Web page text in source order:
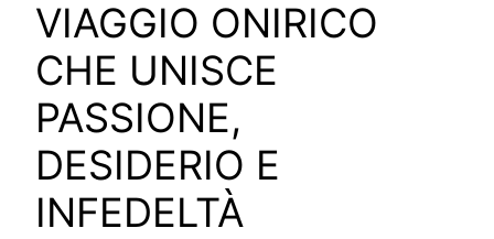
VIAGGIO ONIRICO
CHE UNISCE
PASSIONE,
DESIDERIO E
INFEDELTÀ